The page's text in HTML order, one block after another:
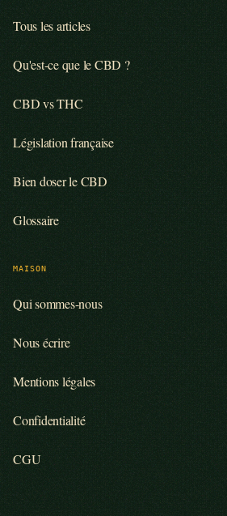
Tous les articles
Qu'est-ce que le CBD ?
CBD vs THC
Législation française
Bien doser le CBD
Glossaire
MAISON
Qui sommes-nous
Nous écrire
Mentions légales
Confidentialité
CGU